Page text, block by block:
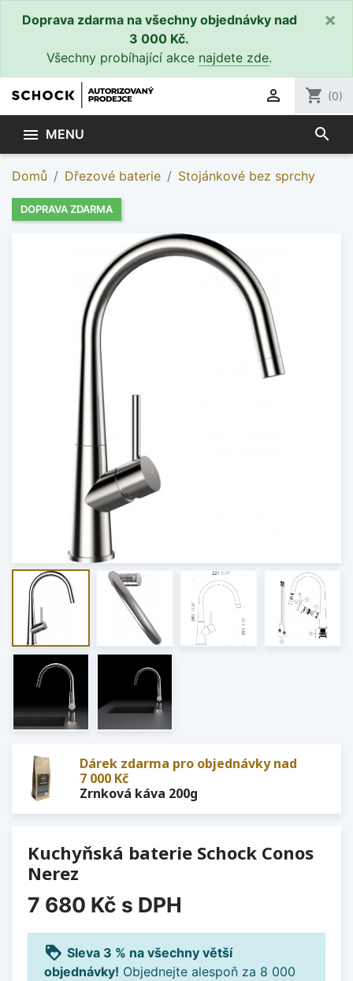
Doprava zdarma na všechny objednávky nad
3 000 Kč.
Všechny probíhající akce najdete zde.
×
 shopping_cart (0)
 MENU search
Domů Dřezové baterie Stojánkové bez sprchy
DOPRAVA ZDARMA
Dárek zdarma pro objednávky nad
7 000 Kč
Zrnková káva 200g
Kuchyňská baterie Schock Conos
Nerez
7 680 Kč s DPH
loyalty Sleva 3 % na všechny větší
objednávky! Objednejte alespoň za 8 000